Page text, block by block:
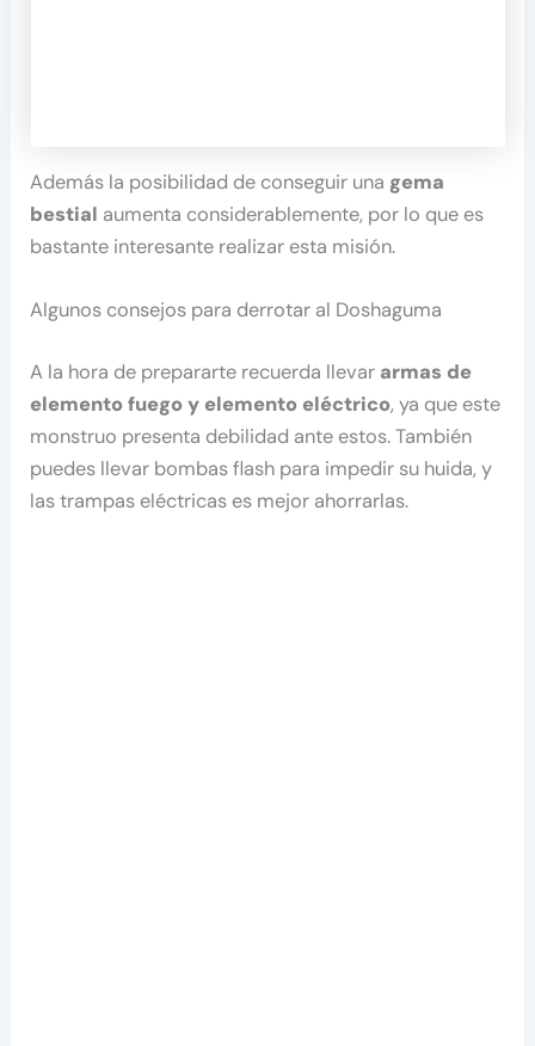
Además la posibilidad de conseguir una gema
bestial aumenta considerablemente, por lo que es
bastante interesante realizar esta misión.
Algunos consejos para derrotar al Doshaguma
A la hora de prepararte recuerda llevar armas de
elemento fuego y elemento eléctrico, ya que este
monstruo presenta debilidad ante estos. También
puedes llevar bombas flash para impedir su huida, y
las trampas eléctricas es mejor ahorrarlas.